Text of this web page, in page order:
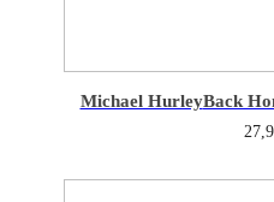
Michael HurleyBack